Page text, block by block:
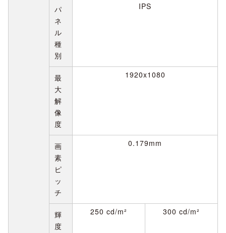
パ
ネ
ル
種
別
IPS
最
大
解
像
度
1920x1080
画
素
ピ
ッ
チ
0.179mm
輝
度
250 cd/m² 300 cd/m²